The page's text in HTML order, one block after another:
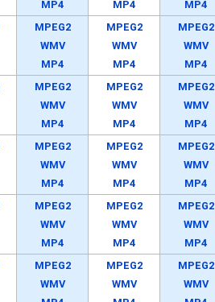
MP4
MP4
MP4
MPEG2
WMV
MP4
MPEG2
WMV
MP4
MPEG2
WMV
MP4
MPEG2
WMV
MP4
MPEG2
WMV
MP4
MPEG2
WMV
MP4
MPEG2
WMV
MP4
MPEG2
WMV
MP4
MPEG2
WMV
MP4
MPEG2
WMV
MP4
MPEG2
WMV
MP4
MPEG2
WMV
MP4
MPEG2
WMV
MPEG2
WMV
MPEG2
WMV